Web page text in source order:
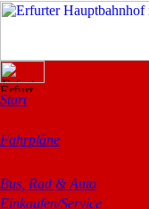
Start
Fahrpläne
Bus, Rad & Auto
Einkaufen/Service